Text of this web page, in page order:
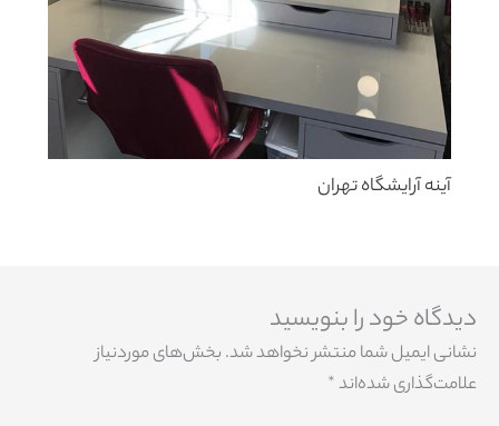
آینه آرایشگاه تهران
دیدگاه‌ خود را بنویسید
نشانی ایمیل شما منتشر نخواهد شد.بخش‌های موردنیاز
علامت‌گذاری شده‌اند*